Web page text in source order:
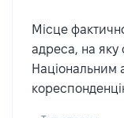
Місце
адреса, на яку
Національним